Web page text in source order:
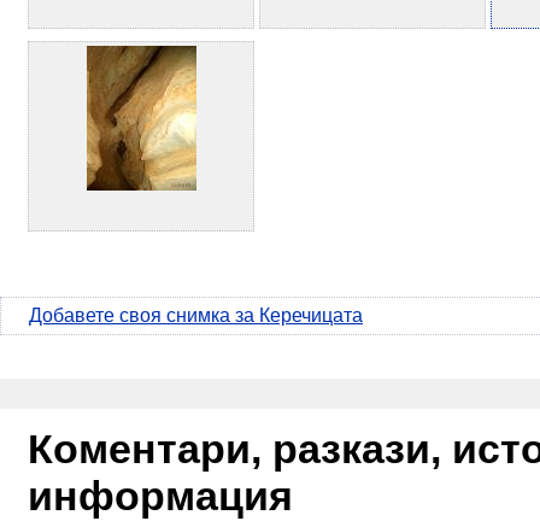
Добавете своя снимка за Керечицата
Коментари, разкази,
информация